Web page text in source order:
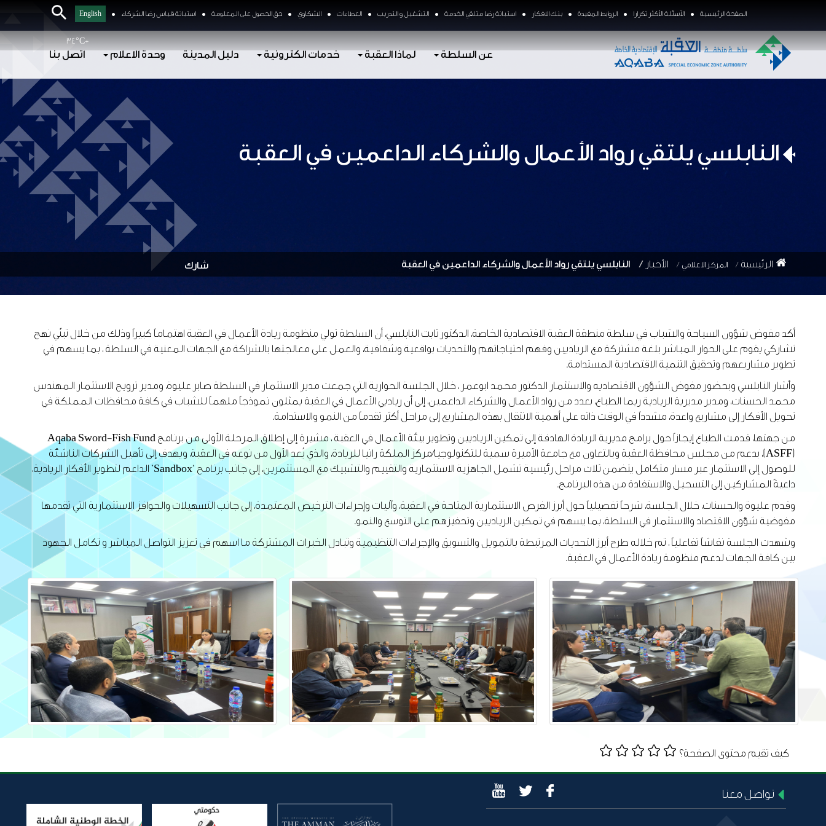
الصفحة الرئيسية الأسئلة الأكثر تكرارا الروابط المفيدة بنك الافكار استبانة رضا متلقي الخدمة التشغيل و التدريب العطاءات الشكاوي حق الحصول على المعلومة استبانة قياس رضا الشركاء English
+
34°C
عن السلطة لماذا العقبة خدمات الكترونية دليل المدينة وحدة الاعلام اتصل بنا
النابلسي يلتقي رواد الأعمال والشركاء الداعمين في العقبة
الرئيسية المركز الاعلامي الأخبار النابلسي يلتقي رواد الأعمال والشركاء الداعمين في العقبة شارك
أكد مفوض شؤون السياحة والشباب في سلطة منطقة العقبة الاقتصادية الخاصة، الدكتور ثابت النابلسي، أن السلطة تولي منظومة ريادة الأعمال في العقبة اهتماماً كبيراً وذلك من خلال تبنّي نهج
تشاركي يقوم على الحوار المباشر بلغة مشتركة مع الرياديين وفهم احتياجاتهم والتحديات بواقعية وشفافية، والعمل على معالجتها بالشراكة مع الجهات المعنية في السلطة ، بما يسهم في
تطوير مشاريعهم وتحقيق التنمية الاقتصادية المستدامة.
وأشار النابلسي وبحضور مفوض الشؤون الاقتصاديه والاستثمار الدكتور محمد ابوعمر ، خلال الجلسة الحوارية التي جمعت مدير الاستثمار في السلطة صابر عليوة، ومدير ترويج الاستثمار المهندس
محمد الحسنات، ومدير مديرية الريادية ريما الطباع، بعدد من رواد الأعمال والشركاء الداعمين، إلى أن رياديي الأعمال في العقبة يمثلون نموذجاً ملهماً للشباب في كافة محافظات المملكة في
تحويل الأفكار إلى مشاريع واعدة، مشدداً في الوقت ذاته على أهمية الانتقال بهذه المشاريع إلى مراحل أكثر تقدماً من النمو والاستدامة.
من جهتها، قدمت الطباع إيجازاً حول برامج مديرية الريادة الهادفة إلى تمكين الرياديين وتطوير بيئة الأعمال في العقبة ، مشيرة إلى إطلاق المرحلة الأولى من برنامج Aqaba Sword-Fish Fund
(ASFF)، بدعم من مجلس محافظة العقبة وبالتعاون مع جامعة الأميرة سمية للتكنولوجيا/مركز الملكة رانيا للريادة، والذي يُعد الأول من نوعه في العقبة، ويهدف إلى تأهيل الشركات الناشئة
للوصول إلى الاستثمار عبر مسار متكامل يتضمن ثلاث مراحل رئيسية تشمل الجاهزية الاستثمارية والتقييم والتشبيك مع المستثمرين، إلى جانب برنامج “Sandbox” الداعم لتطوير الأفكار الريادية،
داعيةً المشاركين إلى التسجيل والاستفادة من هذه البرنامج.
وقدم عليوة والحسنات، خلال الجلسة، شرحاً تفصيلياً حول أبرز الفرص الاستثمارية المتاحة في العقبة، وآليات وإجراءات الترخيص المعتمدة، إلى جانب التسهيلات والحوافز الاستثمارية التي تقدمها
مفوضية شؤون الاقتصاد والاستثمار في السلطة، بما يسهم في تمكين الرياديين وتحفيزهم على التوسع والنمو.
وشهدت الجلسة نقاشاً تفاعلياً ، تم خلاله طرح أبرز التحديات المرتبطة بالتمويل والتسويق والإجراءات التنظيمية وتبادل الخبرات المشتركة ما اسهم في تعزيز التواصل المباشر و تكامل الجهود
بين كافة الجهات لدعم منظومة ريادة الأعمال في العقبة.
كيف تقيم محتوى الصفحة؟
تواصل معنا